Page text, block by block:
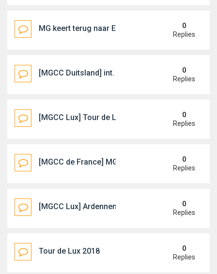
MG keert terug naar Europa met elektrische suv
0
Replies
[MGCC Duitsland] int. Pinkster Meeting (07-10 jun
0
Replies
[MGCC Lux] Tour de Lux (29-30 juni 2019)
0
Replies
[MGCC de France] MG Day at Magny-Cours (7-9
0
Replies
[MGCC Lux] Ardennen MeetinG (22-25 aug 2019)
0
Replies
Tour de Lux 2018
0
Replies